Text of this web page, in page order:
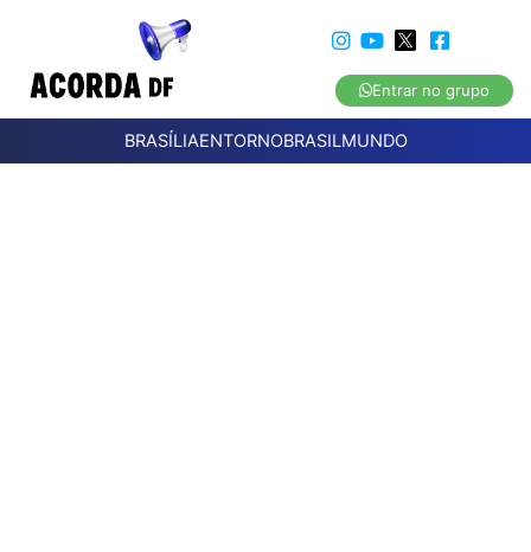
Entrar no grupo
BRASÍLIAENTORNOBRASILMUNDO